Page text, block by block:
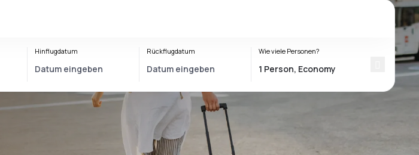
Hinflugdatum Rückflugdatum Wie viele Personen?